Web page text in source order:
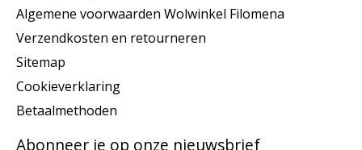
Algemene voorwaarden Wolwinkel Filomena
Verzendkosten en retourneren
Sitemap
Cookieverklaring
Betaalmethoden
Abonneer je op onze nieuwsbrief